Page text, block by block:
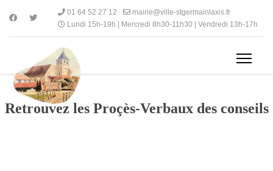
01 64 52 27 12
mairie@ville-stgermainlaxis.fr
Lundi 15h-19h | Mercredi 8h30-11h30 | Vendredi 13h-17h
Retrouvez les Proçès-Verbaux des conseils